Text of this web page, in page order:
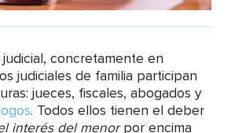
judicial, concretamente en
judiciales de familia participan
jueces, fiscales, abogados y
. Todos ellos tienen el deber
interés del menorpor encima